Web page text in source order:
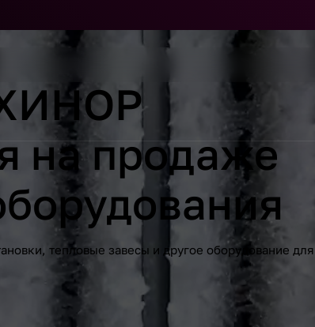
на продаже
тепловые завесы и другое оборудование